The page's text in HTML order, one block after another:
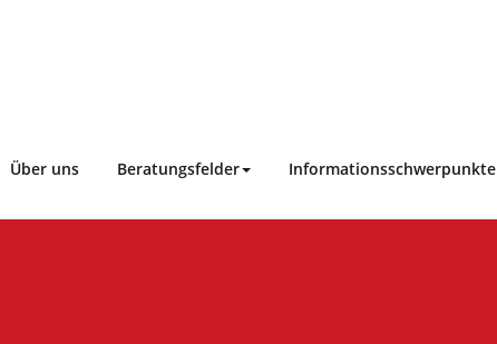
Über uns Beratungsfelder Informationsschwerpunkte